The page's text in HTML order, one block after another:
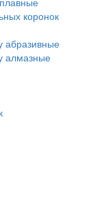
коронок
абразивные
алмазные